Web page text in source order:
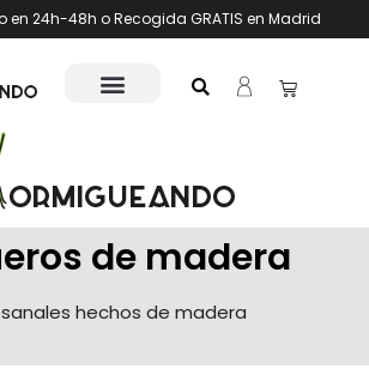
en 24h-48h o Recogida GRATIS en Madrid
de madera
hechos de madera